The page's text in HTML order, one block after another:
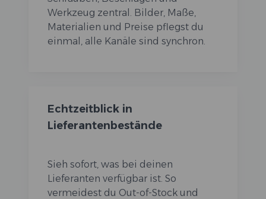
Werkzeug zentral. Bilder, Maße,
Materialien und Preise pflegst du
einmal, alle Kanäle sind synchron.
Echtzeitblick in
Lieferantenbestände
Sieh sofort, was bei deinen
Lieferanten verfügbar ist. So
vermeidest du Out-of-Stock und